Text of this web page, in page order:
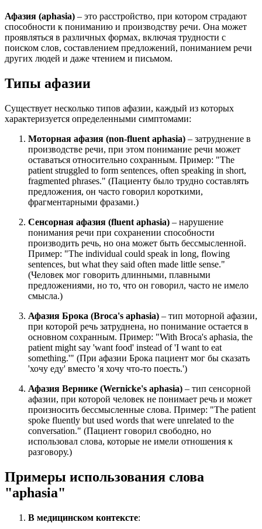
Афазия (aphasia) – это расстройство, при котором страдают
способности к пониманию и производству речи. Она может
проявляться в различных формах, включая трудности с
поиском слов, составлением предложений, пониманием речи
других людей и даже чтением и письмом.
Типы афазии
Существует несколько типов афазии, каждый из которых
характеризуется определенными симптомами:
Моторная афазия (non-fluent aphasia) – затруднение в
производстве речи, при этом понимание речи может
оставаться относительно сохранным. Пример: "The
patient struggled to form sentences, often speaking in short,
fragmented phrases." (Пациенту было трудно составлять
предложения, он часто говорил короткими,
фрагментарными фразами.)
Сенсорная афазия (fluent aphasia) – нарушение
понимания речи при сохранении способности
производить речь, но она может быть бессмысленной.
Пример: "The individual could speak in long, flowing
sentences, but what they said often made little sense."
(Человек мог говорить длинными, плавными
предложениями, но то, что он говорил, часто не имело
смысла.)
Афазия Брока (Broca's aphasia) – тип моторной афазии,
при которой речь затруднена, но понимание остается в
основном сохранным. Пример: "With Broca's aphasia, the
patient might say 'want food' instead of 'I want to eat
something.'" (При афазии Брока пациент мог бы сказать
'хочу еду' вместо 'я хочу что-то поесть.')
Афазия Вернике (Wernicke's aphasia) – тип сенсорной
афазии, при которой человек не понимает речь и может
произносить бессмысленные слова. Пример: "The patient
spoke fluently but used words that were unrelated to the
conversation." (Пациент говорил свободно, но
использовал слова, которые не имели отношения к
разговору.)
Примеры использования слова
"aphasia"
В медицинском контексте: